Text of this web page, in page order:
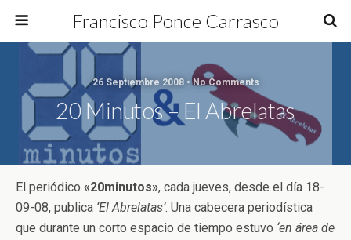
Francisco Ponce Carrasco
26 Septiembre 2008 • No Comments
20 Minutos – El Abrelatas
El periódico «20minutos», cada jueves, desde el día 18-
09-08, publica ‘El Abrelatas’. Una cabecera periodística
que durante un corto espacio de tiempo estuvo ‘en área de